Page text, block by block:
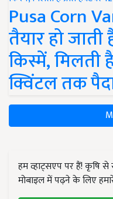
Pusa Corn
तैयार हो
किस्में, मिलती
क्विंटल तक
हम व्हाट्सएप पर हैं! कृषि
मोबाइल में पढ़ने के लिए